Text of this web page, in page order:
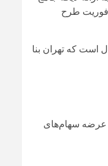
فوریت طرح
است که تهران بنا
عرضه سهام‌های